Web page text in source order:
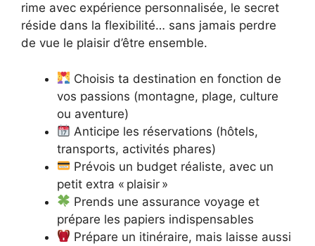
rime avec expérience personnalisée, le secret
réside dans la flexibilité… sans jamais perdre
de vue le plaisir d’être ensemble.
Choisis ta destination en fonction de
vos passions (montagne, plage, culture
ou aventure)
Anticipe les réservations (hôtels,
transports, activités phares)
Prévois un budget réaliste, avec un
petit extra « plaisir »
Prends une assurance voyage et
prépare les papiers indispensables
Prépare un itinéraire, mais laisse aussi